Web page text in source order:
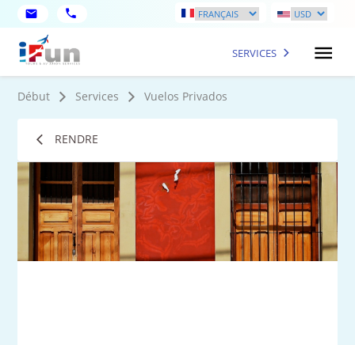
SERVICES
Début Services Vuelos Privados
RENDRE